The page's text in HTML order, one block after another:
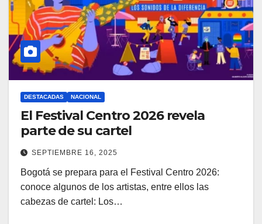
DESTACADAS NACIONAL
El Festival Centro 2026 revela
parte de su cartel
SEPTIEMBRE 16, 2025
Bogotá se prepara para el Festival Centro 2026:
conoce algunos de los artistas, entre ellos las
cabezas de cartel: Los…